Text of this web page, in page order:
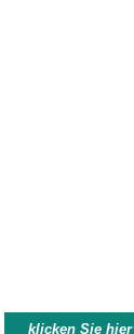
klicken Sie hier